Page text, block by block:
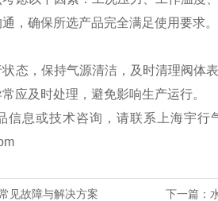
，确保所选产品完全满足使用要求。
态，保持气源清洁，及时清理阀体
应及时处理，避免影响生产运行。
信息或技术咨询，请联系上海宇行
见故障与解决方案 下一篇：